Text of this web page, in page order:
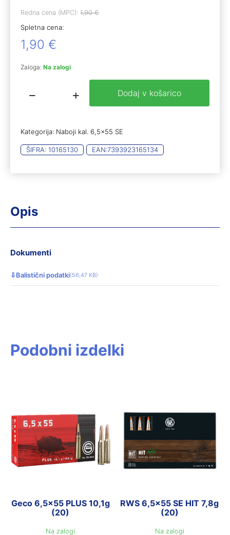
Redna cena (MPC): 1,90€
Spletna cena:
1,90 €
Zaloga: Na zalogi
NORMA
8,4g
(50)
količina
Dodaj v košarico
Kategorija: Naboji kal. 6,5x55 SE
ŠIFRA: 10165130 EAN:7393923165134
Opis
Dokumenti
⇩Balistični podatki(56,47 KB)
Podobni izdelki
Geco 6,5×55 PLUS 10,1g
(20)
Na zalogi
RWS 6,5×55 SE HIT 7,8g
(20)
Na zalogi